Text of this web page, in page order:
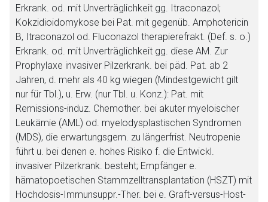
Erkrank. od. mit Unverträglichkeit gg. Itraconazol;
Kokzidioidomykose bei Pat. mit gegenüb. Amphotericin
B, Itraconazol od. Fluconazol therapierefrakt. (Def. s. o.)
Erkrank. od. mit Unverträglichkeit gg. diese AM. Zur
Prophylaxe invasiver Pilzerkrank. bei päd. Pat. ab 2
Jahren, d. mehr als 40 kg wiegen (Mindestgewicht gilt
nur für Tbl.), u. Erw. (nur Tbl. u. Konz.): Pat. mit
Remissions-induz. Chemother. bei akuter myeloischer
Leukämie (AML) od. myelodysplastischen Syndromen
(MDS), die erwartungsgem. zu längerfrist. Neutropenie
führt u. bei denen e. hohes Risiko f. die Entwickl.
invasiver Pilzerkrank. besteht; Empfänger e.
hämatopoetischen Stammzelltransplantation (HSZT) mit
Hochdosis-Immunsuppr.-Ther. bei e. Graft-versus-Host-